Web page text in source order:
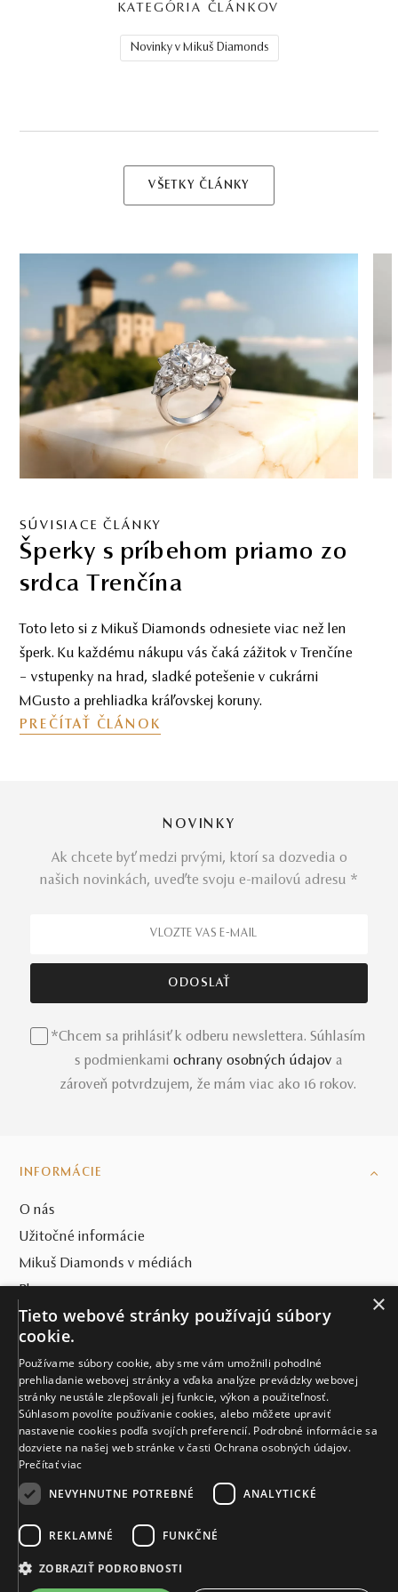
KATEGÓRIA ČLÁNKOV
Novinky v Mikuš Diamonds
VŠETKY ČLÁNKY
SÚVISIACE ČLÁNKY
Šperky s príbehom priamo zo
srdca Trenčína
Toto leto si z Mikuš Diamonds odnesiete viac než len
šperk. Ku každému nákupu vás čaká zážitok v Trenčíne
– vstupenky na hrad, sladké potešenie v cukrárni
MGusto a prehliadka kráľovskej koruny.
PREČÍTAŤ ČLÁNOK
NOVINKY
Ak chcete byť medzi prvými, ktorí sa dozvedia o
našich novinkách, uveďte svoju e-mailovú adresu *
*Chcem sa prihlásiť k odberu newslettera. Súhlasím
s podmienkami ochrany osobných údajov a
zároveň potvrdzujem, že mám viac ako 16 rokov.
INFORMÁCIE
O nás
Užitočné informácie
Mikuš Diamonds v médiách
Blog
SVET MIKUŠ DIAMONDS
VŠETKO O NÁKUPE
KONTAKT
Naše klenotníctva
Sídlo spoločnosti
×
Tieto webové stránky používajú súbory
cookie.
Používame súbory cookie, aby sme vám umožnili pohodlné
prehliadanie webovej stránky a vďaka analýze prevádzky webovej
stránky neustále zlepšovali jej funkcie, výkon a použiteľnosť.
Súhlasom povolíte používanie cookies, alebo môžete upraviť
nastavenie cookies podľa svojích preferencií. Podrobné informácie sa
dozviete na našej web stránke v časti Ochrana osobných údajov.
Prečítať viac
NEVYHNUTNE POTREBNÉ
ANALYTICKÉ
REKLAMNÉ FUNKČNÉ
ZOBRAZIŤ PODROBNOSTI